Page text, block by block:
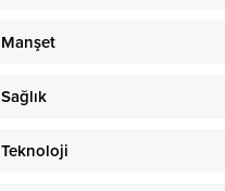
Manşet
Sağlık
Teknoloji